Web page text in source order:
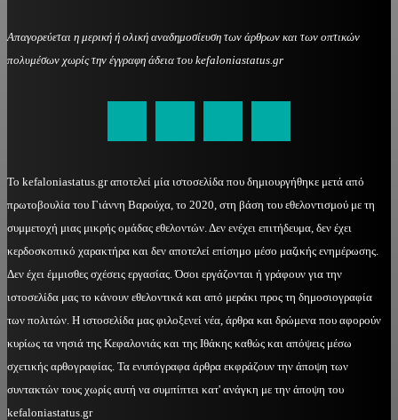
Απαγορεύεται η μερική ή ολική αναδημοσίευση των άρθρων και των οπτικών
πολυμέσων χωρίς την έγγραφη άδεια του kefaloniastatus.gr
Το kefaloniastatus.gr αποτελεί μία ιστοσελίδα που δημιουργήθηκε μετά από
πρωτοβουλία του Γιάννη Βαρούχα, το 2020, στη βάση του εθελοντισμού με τη
συμμετοχή μιας μικρής ομάδας εθελοντών. Δεν ενέχει επιτήδευμα, δεν έχει
κερδοσκοπικό χαρακτήρα και δεν αποτελεί επίσημο μέσο μαζικής ενημέρωσης.
Δεν έχει έμμισθες σχέσεις εργασίας. Όσοι εργάζονται ή γράφουν για την
ιστοσελίδα μας το κάνουν εθελοντικά και από μεράκι προς τη δημοσιογραφία
των πολιτών. Η ιστοσελίδα μας φιλοξενεί νέα, άρθρα και δρώμενα που αφορούν
κυρίως τα νησιά της Κεφαλονιάς και της Ιθάκης καθώς και απόψεις μέσω
σχετικής αρθογραφίας. Τα ενυπόγραφα άρθρα εκφράζουν την άποψη των
συντακτών τους χωρίς αυτή να συμπίπτει κατ' ανάγκη με την άποψη του
kefaloniastatus.gr